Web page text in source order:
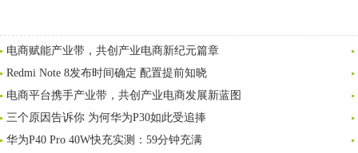
电商赋能产业带，共创产业电商新纪元篇章
Redmi Note 8发布时间确定 配置提前知晓
电商平台携手产业带，共创产业电商发展新蓝图
三个原因告诉你 为何华为P30如此受追捧
华为P40 Pro 40W快充实测：59分钟充满